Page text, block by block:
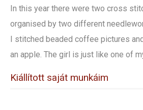
In this year there were two cross
organised by two different
I stitched beaded coffee pictures
an apple. The girl is just like one of
Kiállított saját munkáim